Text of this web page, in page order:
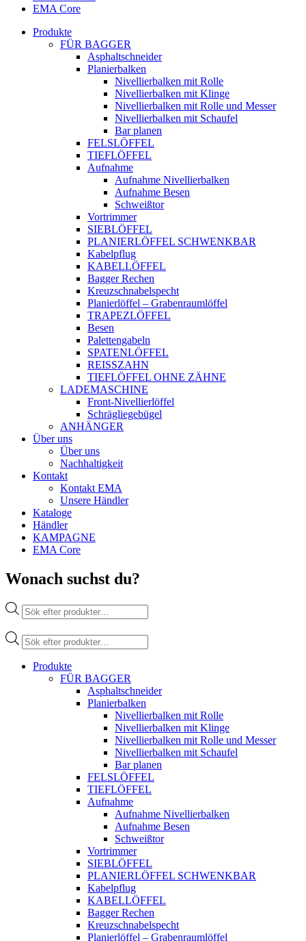
EMA Core
Produkte
FÜR BAGGER
Asphaltschneider
Planierbalken
Nivellierbalken mit Rolle
Nivellierbalken mit Klinge
Nivellierbalken mit Rolle und Messer
Nivellierbalken mit Schaufel
Bar planen
FELSLÖFFEL
TIEFLÖFFEL
Aufnahme
Aufnahme Nivellierbalken
Aufnahme Besen
Schweißtor
Vortrimmer
SIEBLÖFFEL
PLANIERLÖFFEL SCHWENKBAR
Kabelpflug
KABELLÖFFEL
Bagger Rechen
Kreuzschnabelspecht
Planierlöffel – Grabenraumlöffel
TRAPEZLÖFFEL
Besen
Palettengabeln
SPATENLÖFFEL
REISSZAHN
TIEFLÖFFEL OHNE ZÄHNE
LADEMASCHINE
Front-Nivellierlöffel
Schrägliegebügel
ANHÄNGER
Über uns
Über uns
Nachhaltigkeit
Kontakt
Kontakt EMA
Unsere Händler
Kataloge
Händler
KAMPAGNE
EMA Core
Wonach suchst du?
Products
search
Products
search
Produkte
FÜR BAGGER
Asphaltschneider
Planierbalken
Nivellierbalken mit Rolle
Nivellierbalken mit Klinge
Nivellierbalken mit Rolle und Messer
Nivellierbalken mit Schaufel
Bar planen
FELSLÖFFEL
TIEFLÖFFEL
Aufnahme
Aufnahme Nivellierbalken
Aufnahme Besen
Schweißtor
Vortrimmer
SIEBLÖFFEL
PLANIERLÖFFEL SCHWENKBAR
Kabelpflug
KABELLÖFFEL
Bagger Rechen
Kreuzschnabelspecht
Planierlöffel – Grabenraumlöffel